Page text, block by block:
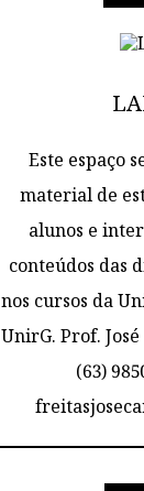
Este espaço
material de
alunos e
conteúdos das
nos cursos da
UnirG. Prof.
(63)